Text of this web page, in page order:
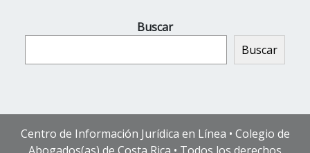
Buscar
Buscar
Centro de Información Jurídica en Línea • Colegio de